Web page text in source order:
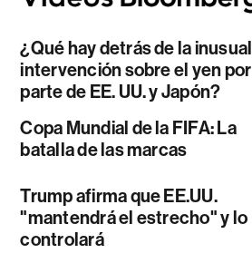
¿Qué hay detrás de la inusual
intervención sobre el yen por
parte de EE. UU. y Japón?
Copa Mundial de la FIFA: La
batalla de las marcas
Trump afirma que EE.UU.
"mantendrá el estrecho" y lo
controlará